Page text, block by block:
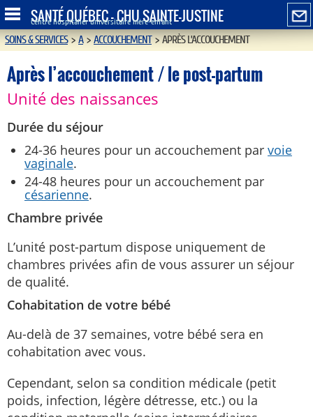
SANTÉ QUÉBEC - CHU SAINTE-JUSTINE
Centre hospitalier universitaire mère-enfant
SOINS & SERVICES>A>ACCOUCHEMENT>APRÈS L’ACCOUCHEMENT
Après l’accouchement / le post-partum
Unité des naissances
Durée du séjour
24-36 heures pour un accouchement par voie
vaginale.
24-48 heures pour un accouchement par
césarienne.
Chambre privée
L’unité post-partum dispose uniquement de
chambres privées afin de vous assurer un séjour
de qualité.
Cohabitation de votre bébé
Au-delà de 37 semaines, votre bébé sera en
cohabitation avec vous.
Cependant, selon sa condition médicale (petit
poids, infection, légère détresse, etc.) ou la